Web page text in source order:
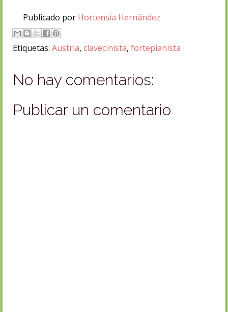
Publicado por Hortensia Hernández
Etiquetas: Austria, clavecinista, fortepianista
No hay comentarios:
Publicar un comentario